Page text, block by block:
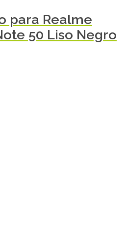
para Realme
50 Liso Negro